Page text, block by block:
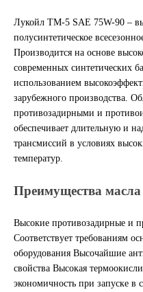
Другие бренды
Автожидкости
Охлаждающие жидкости
Тормозные жидкости
Специальные жидкости
Автосмазки
CHEVRON
OIL RIGHT
Лукойл ТМ-5 SAE 75W-90 –
полусинтетическое
Производится на основе
современных синтетических
использованием
зарубежного производства.
противозадирными и
обеспечивает длительную и
трансмиссий в условиях
температур.
Преимущества масла
Высокие противозадирные и
Соответствует требованиям
оборудования Высочайшие
свойства Высокая
экономичность при запуске в